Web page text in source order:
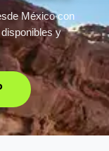
México con
y